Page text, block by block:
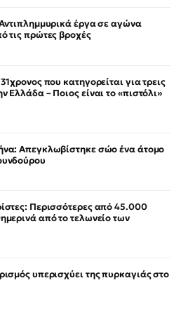
έργα σε αγώνα
τις πρώτες βροχές
που κατηγορείται για τρεις
Ελλάδα – Ποιος είναι το «πιστόλι»
Απεγκλωβίστηκε σώο ένα άτομο
Περισσότερες από 45.000
από το τελωνείο των
υπερισχύει της πυρκαγιάς στο